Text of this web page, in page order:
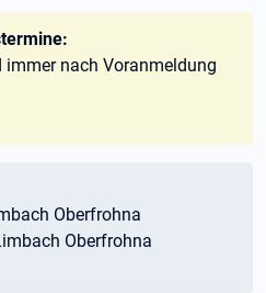
nach Voranmeldung
Oberfrohna
Oberfrohna